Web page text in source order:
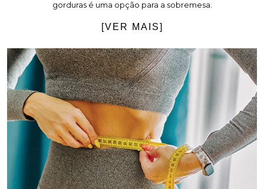
gorduras é uma opção para a sobremesa.
[VER MAIS]